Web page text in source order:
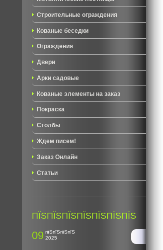
Строительные ограждения
Кованые беседки
Ограждения
Двери
Арки садовые
Кованые элементы на заказ
Покраска
Столбы
Ждем писем!
Заказ Онлайн
Статьи
ПЇЅПЇЅПЇЅПЇЅПЇЅПЇЅПЇЅ
09 пїЅпїЅпїЅпїЅ
2025